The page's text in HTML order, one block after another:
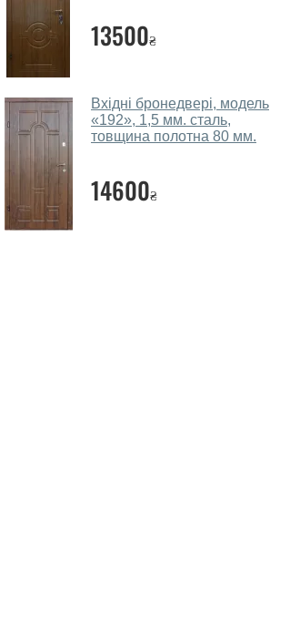
13500₴
Вхідні бронедвері, модель
«192», 1,5 мм. сталь,
товщина полотна 80 мм.
14600₴